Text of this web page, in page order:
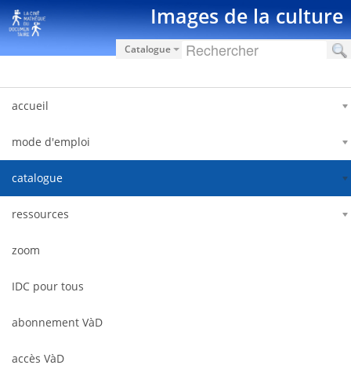
Saut au contenu Images de la culture
Catalogue
accueil
mode d'emploi
catalogue
ressources
zoom
IDC pour tous
abonnement VàD
accès VàD